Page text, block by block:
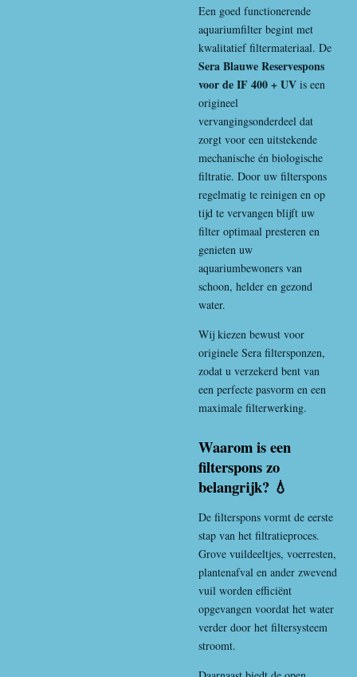
Een goed functionerende
aquariumfilter begint met
kwalitatief filtermateriaal. De
Sera Blauwe Reservespons
voor de IF 400 + UV is een
origineel
vervangingsonderdeel dat
zorgt voor een uitstekende
mechanische én biologische
filtratie. Door uw filterspons
regelmatig te reinigen en op
tijd te vervangen blijft uw
filter optimaal presteren en
genieten uw
aquariumbewoners van
schoon, helder en gezond
water.
Wij kiezen bewust voor
originele Sera filtersponzen,
zodat u verzekerd bent van
een perfecte pasvorm en een
maximale filterwerking.
Waarom is een
filterspons zo
belangrijk? 💧
De filterspons vormt de eerste
stap van het filtratieproces.
Grove vuildeeltjes, voerresten,
plantenafval en ander zwevend
vuil worden efficiënt
opgevangen voordat het water
verder door het filtersysteem
stroomt.